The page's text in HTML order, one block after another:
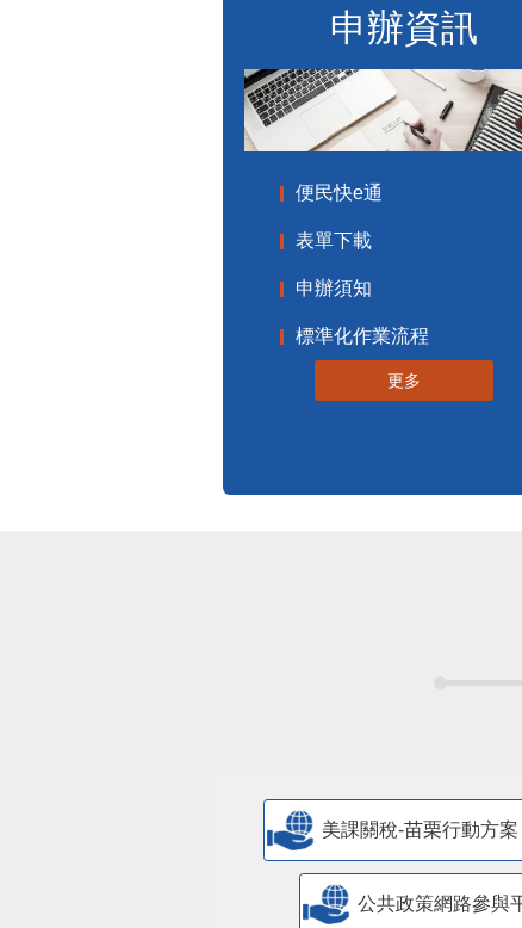
申辦資訊
便民快e通
表單下載
申辦須知
標準化作業流程
更多
美課關稅-苗栗行動方案
公共政策網路參與